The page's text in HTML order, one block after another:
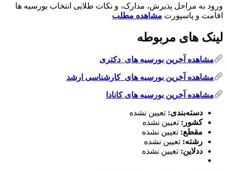
ورود به مراحل پذیرش، مدارک، و نکات طلایی انتخاب بورسیه ها
اقامت و پاسپورت مشاهده مطلب
لینک های مربوطه
مشاهده آخرین بورسیه های دکتری
مشاهده آخرین بورسیه های کارشناسی ارشد
مشاهده آخرین بورسیه های کانادا
دسته‌بندی: تعیین نشده
کشور: تعیین نشده
مقطع: تعیین نشده
رشته: تعیین نشده
ددلاین: تعیین نشده